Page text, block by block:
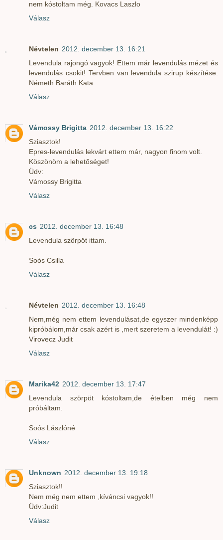
nem kóstoltam még. Kovacs Laszlo
Válasz
Névtelen 2012. december 13. 16:21
Levendula rajongó vagyok! Ettem már levendulás mézet és
levendulás csokit! Tervben van levendula szirup készítése.
Németh Baráth Kata
Válasz
Vámossy Brigitta 2012. december 13. 16:22
Sziasztok!
Epres-levendulás lekvárt ettem már, nagyon finom volt.
Köszönöm a lehetőséget!
Üdv:
Vámossy Brigitta
Válasz
cs 2012. december 13. 16:48
Levendula szörpöt ittam.
Soós Csilla
Válasz
Névtelen 2012. december 13. 16:48
Nem,még nem ettem levendulásat,de egyszer mindenképp
kipróbálom,már csak azért is ,mert szeretem a levendulát! :)
Virovecz Judit
Válasz
Marika42 2012. december 13. 17:47
Levendula szörpöt kóstoltam,de ételben még nem
próbáltam.
Soós Lászlóné
Válasz
Unknown 2012. december 13. 19:18
Sziasztok!!
Nem még nem ettem ,kíváncsi vagyok!!
Üdv:Judit
Válasz